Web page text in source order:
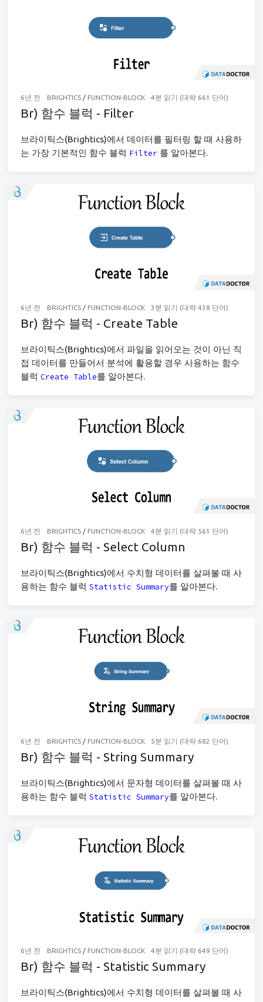
6년 전 BRIGHTICS/ FUNCTION-BLOCK 4분 읽기 (대략 661 단어)
Br) 함수 블럭 - Filter
브라이틱스(Brightics)에서 데이터를 필터링 할 때 사용하
는 가장 기본적인 함수 블럭 Filter 를 알아본다.
6년 전 BRIGHTICS/ FUNCTION-BLOCK 3분 읽기 (대략 438 단어)
Br) 함수 블럭 - Create Table
브라이틱스(Brightics)에서 파일을 읽어오는 것이 아닌 직
접 데이터를 만들어서 분석에 활용할 경우 사용하는 함수
블럭 Create Table를 알아본다.
6년 전 BRIGHTICS/ FUNCTION-BLOCK 4분 읽기 (대략 561 단어)
Br) 함수 블럭 - Select Column
브라이틱스(Brightics)에서 수치형 데이터를 살펴볼 때 사
용하는 함수 블럭 Statistic Summary를 알아본다.
6년 전 BRIGHTICS/ FUNCTION-BLOCK 5분 읽기 (대략 682 단어)
Br) 함수 블럭 - String Summary
브라이틱스(Brightics)에서 문자형 데이터를 살펴볼 때 사
용하는 함수 블럭 Statistic Summary를 알아본다.
6년 전 BRIGHTICS/ FUNCTION-BLOCK 4분 읽기 (대략 649 단어)
Br) 함수 블럭 - Statistic Summary
브라이틱스(Brightics)에서 수치형 데이터를 살펴볼 때 사